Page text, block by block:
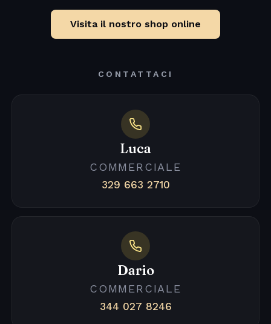
Visita il nostro shop online
CONTATTACI
Luca
COMMERCIALE
329 663 2710
Dario
COMMERCIALE
344 027 8246